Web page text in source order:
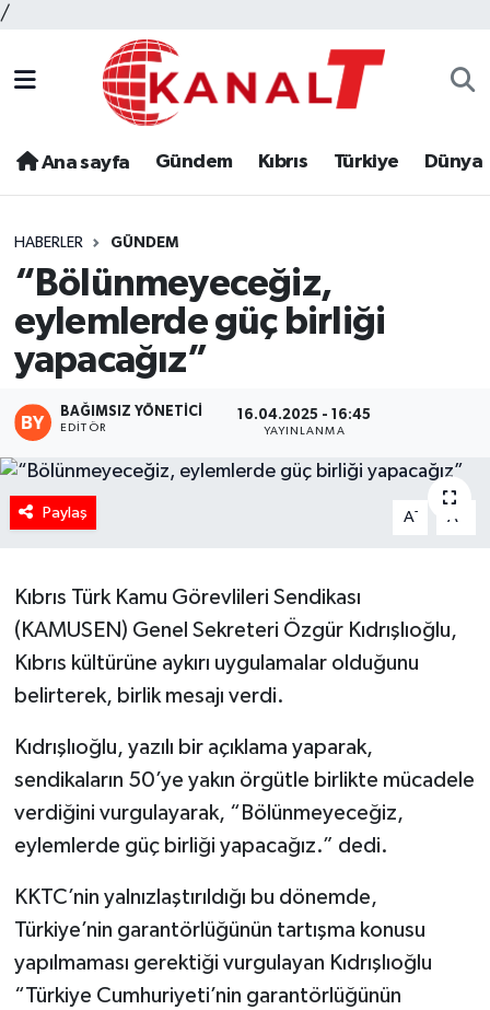
/
Ana sayfa Gündem Kıbrıs Türkiye Dünya
HABERLER GÜNDEM
“Bölünmeyeceğiz,
eylemlerde güç birliği
yapacağız”
BAĞIMSIZ YÖNETICI
EDITÖR
16.04.2025 - 16:45
YAYINLANMA
Paylaş A- A
Kıbrıs Türk Kamu Görevlileri Sendikası
(KAMUSEN) Genel Sekreteri Özgür Kıdrışlıoğlu,
Kıbrıs kültürüne aykırı uygulamalar olduğunu
belirterek, birlik mesajı verdi.
Kıdrışlıoğlu, yazılı bir açıklama yaparak,
sendikaların 50’ye yakın örgütle birlikte mücadele
verdiğini vurgulayarak, “Bölünmeyeceğiz,
eylemlerde güç birliği yapacağız.” dedi.
KKTC’nin yalnızlaştırıldığı bu dönemde,
Türkiye’nin garantörlüğünün tartışma konusu
yapılmaması gerektiği vurgulayan Kıdrışlıoğlu
“Türkiye Cumhuriyeti’nin garantörlüğünün